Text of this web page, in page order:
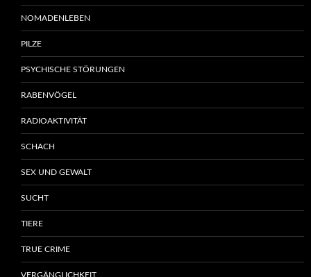
NOMADENLEBEN
PILZE
PSYCHISCHE STÖRUNGEN
RABENVÖGEL
RADIOAKTIVITÄT
SCHACH
SEX UND GEWALT
SUCHT
TIERE
TRUE CRIME
VERGÄNGLICHKEIT